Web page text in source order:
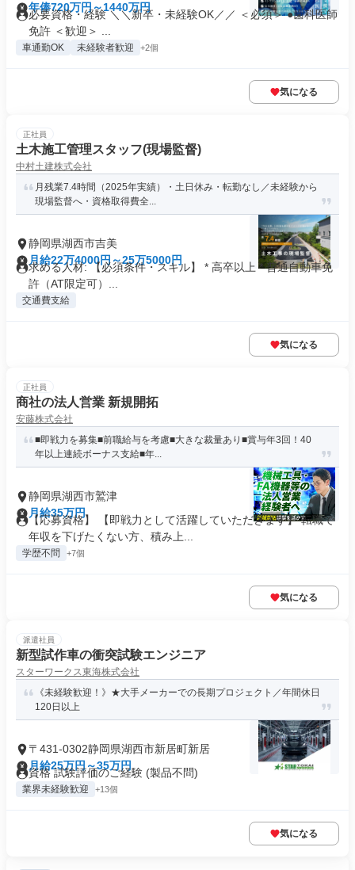
年俸720万円～1440万円
必要資格・経験 ＼＼新卒・未経験OK／／ ＜必須＞ ●歯科医師
免許 ＜歓迎＞ ...
車通勤OK 未経験者歓迎 +2個
気になる
正社員
土木施工管理スタッフ(現場監督)
中村土建株式会社
月残業7.4時間（2025年実績）・土日休み・転勤なし／未経験から
現場監督へ・資格取得費全...
静岡県湖西市吉美
月給22万4000円～25万5000円
求める人材: 【必須条件・スキル】 * 高卒以上 * 普通自動車免
許（AT限定可）...
交通費支給
気になる
正社員
商社の法人営業 新規開拓
安藤株式会社
■即戦力を募集■前職給与を考慮■大きな裁量あり■賞与年3回！40
年以上連続ボーナス支給■年...
静岡県湖西市鷲津
月給35万円
【応募資格】 【即戦力として活躍していただきます】 転職で
年収を下げたくない方、積み上...
学歴不問 +7個
気になる
派遣社員
新型試作車の衝突試験エンジニア
スターワークス東海株式会社
《未経験歓迎！》★大手メーカーでの長期プロジェクト／年間休日
120日以上
〒431-0302静岡県湖西市新居町新居
月給25万円～35万円
資格 試験評価のご経験 (製品不問)
業界未経験歓迎 +13個
気になる